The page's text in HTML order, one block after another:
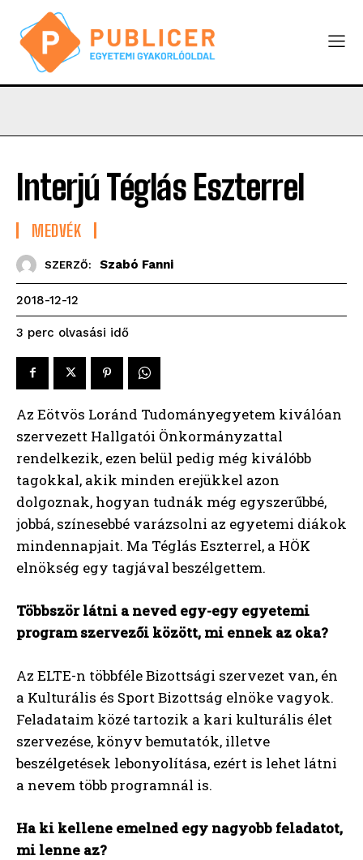
Interjú Téglás Eszterrel
MEDVÉK
SZERZŐ: Szabó Fanni
2018-12-12
3 perc olvasási idő
Az Eötvös Loránd Tudományegyetem kiválóan
szervezett Hallgatói Önkormányzattal
rendelkezik, ezen belül pedig még kiválóbb
tagokkal, akik minden erejükkel azon
dolgoznak, hogyan tudnák még egyszerűbbé,
jobbá, színesebbé varázsolni az egyetemi diákok
mindennapjait. Ma Téglás Eszterrel, a HÖK
elnökség egy tagjával beszélgettem.
Többször látni a neved egy-egy egyetemi
program szervezői között, mi ennek az oka?
Az ELTE-n többféle Bizottsági szervezet van, én
a Kulturális és Sport Bizottság elnöke vagyok.
Feladataim közé tartozik a kari kulturális élet
szervezése, könyv bemutatók, illetve
beszélgetések lebonyolítása, ezért is lehet látni
a nevem több programnál is.
Ha ki kellene emelned egy nagyobb feladatot,
mi lenne az?